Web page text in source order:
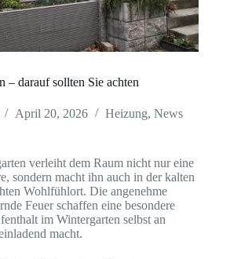
– darauf sollten Sie achten
April 20, 2026 Heizung, News
verleiht dem Raum nicht nur eine
sondern macht ihn auch in der kalten
Wohlfühlort. Die angenehme
Feuer schaffen eine besondere
im Wintergarten selbst an
macht.